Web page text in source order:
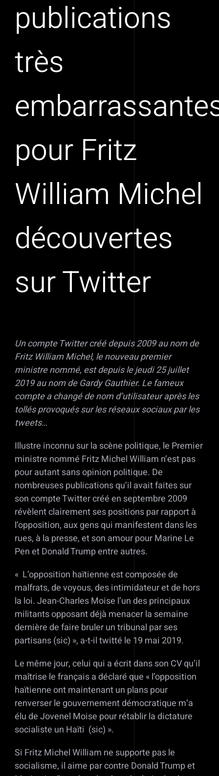
publications
très
pour Fritz
William Michel
découvertes
sur Twitter
Un compte Twitter créé depuis 2009 au nom de
Fritz William Michel, le nouveau premier
ministre nommé, est depuis le jeudi 25 juillet
2019 au nom de Gardy Gauthier. Le fameux
compte a changé de nom d’utilisateur après les
tollés provoqués sur les réseaux sociaux par les
tweets…
Illustre inconnu sur la scène politique, le Premier
ministre nommé Fritz Michel William n’est pas
pour autant sans opinion politique. De
nombreuses publications qu’il avait faites sur
son compte Twitter créé en septembre 2009
révèlent clairement ses positions par rapport à
l’opposition, aux gens qui manifestent dans les
rues, à la presse, et son amour pour Marine Le
Pen et Donald Trump entre autres.
« L’opposition haïtienne est composée de
malfrats, de voyous, des intimidateur et de hors
la loi. Jean-Charles Moise l’un des principaux
militants opposant déjà menacer la semaine
dernière de faire bruler un tribunal par ses
partisans (sic) », a-t-il twitté le 19 mai 2019.
Le même jour, celui qui a écrit dans son CV qu’il
maîtrise le français a déclaré que « l’opposition
haïtienne ont maintenant un plans pour
renverser le gouvernement démocratique m’a
élu de Jovenel Moise pour rétablir la dictature
socialiste un Haïti (sic) ».
Si Fritz Michel William ne supporte pas le
socialisme, il aime par contre Donald Trump et